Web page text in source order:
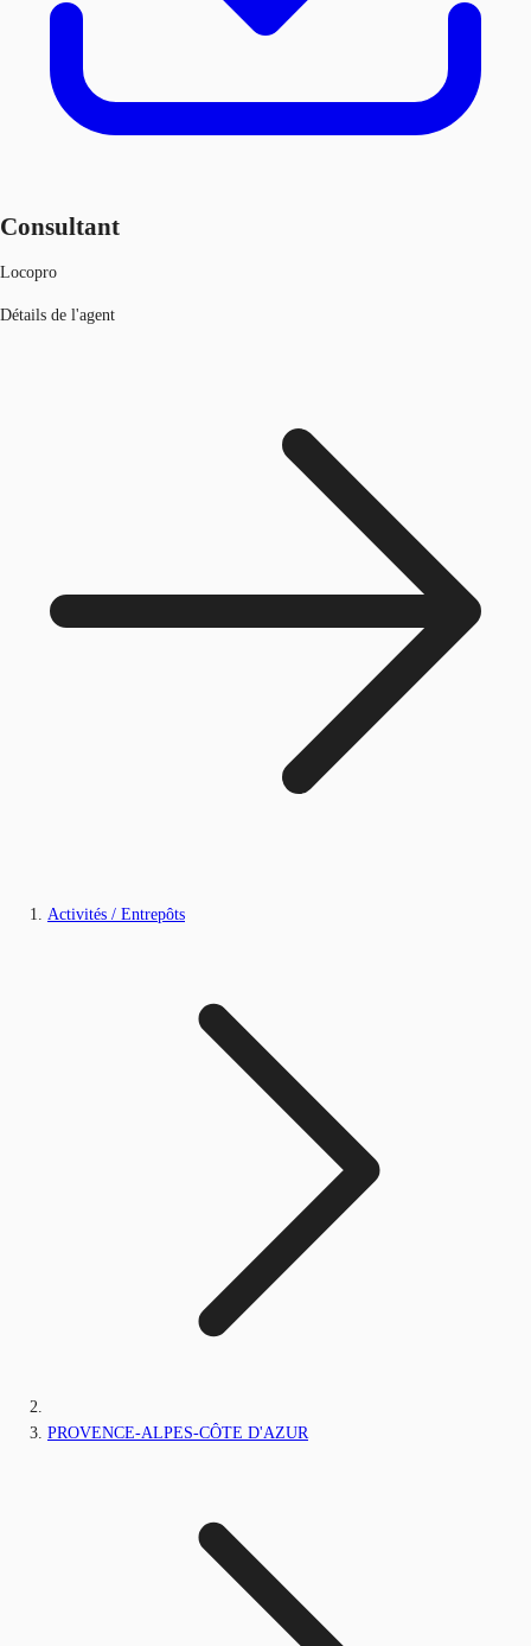
Consultant
Locopro
Détails de l'agent
Activités / Entrepôts
PROVENCE-ALPES-CÔTE D'AZUR